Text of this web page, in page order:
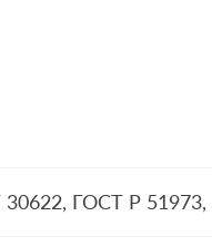
30622, ГОСТ Р